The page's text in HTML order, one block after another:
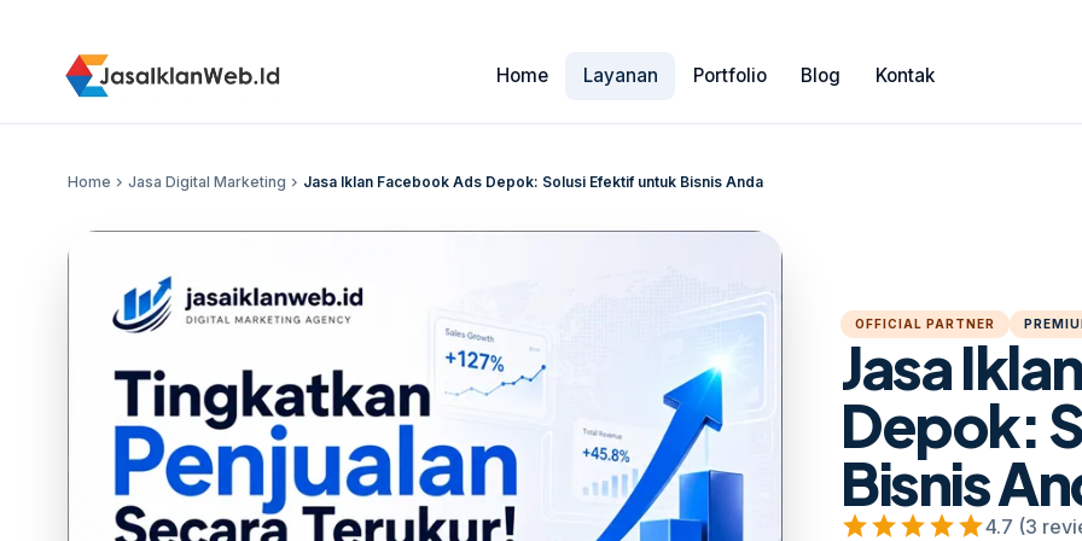
Home Layanan Portfolio Blog Kontak
Home chevron_right Jasa Digital Marketing chevron_right Jasa Iklan Facebook Ads Depok: Solusi Efektif untuk Bisnis Anda
OFFICIAL PARTNER
Jasa
Depok:
Bisnis
starstarstarstarstar4.7 (3